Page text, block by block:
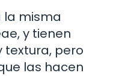
misma
y tienen
textura, pero
las hacen